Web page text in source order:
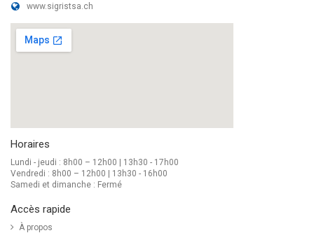
www.sigristsa.ch
Horaires
Lundi - jeudi : 8h00 – 12h00 | 13h30 - 17h00
Vendredi : 8h00 – 12h00 | 13h30 - 16h00
Samedi et dimanche : Fermé
Accès rapide
À propos